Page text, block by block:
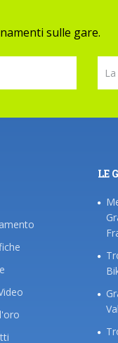
sulle gare.
LE